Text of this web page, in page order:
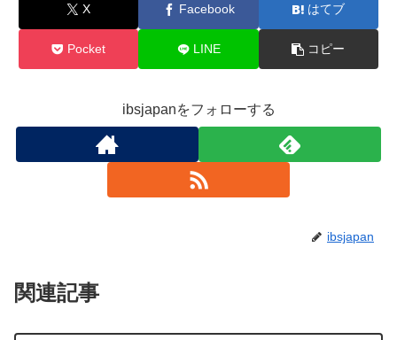
X Facebook はてブ
Pocket LINE コピー
ibsjapanをフォローする
ibsjapan
関連記事